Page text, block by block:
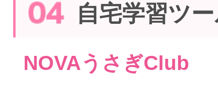
自宅学習ツ
NOVAうさぎClub